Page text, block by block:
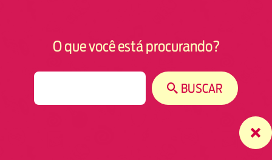
O que você está procurando?
BUSCAR